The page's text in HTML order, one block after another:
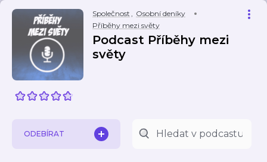
Společnost , Osobní deníky
Příběhy mezi světy
Podcast Příběhy mezi
světy
ODEBÍRAT